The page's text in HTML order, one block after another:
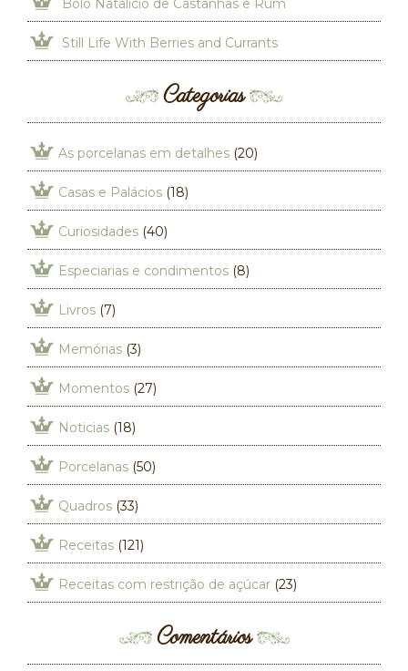
Bolo Natalício de Castanhas e Rum
Still Life With Berries and Currants
Categorias
As porcelanas em detalhes (20)
Casas e Palácios (18)
Curiosidades (40)
Especiarias e condimentos (8)
Livros (7)
Memórias (3)
Momentos (27)
Noticias (18)
Porcelanas (50)
Quadros (33)
Receitas (121)
Receitas com restrição de açúcar (23)
Comentários